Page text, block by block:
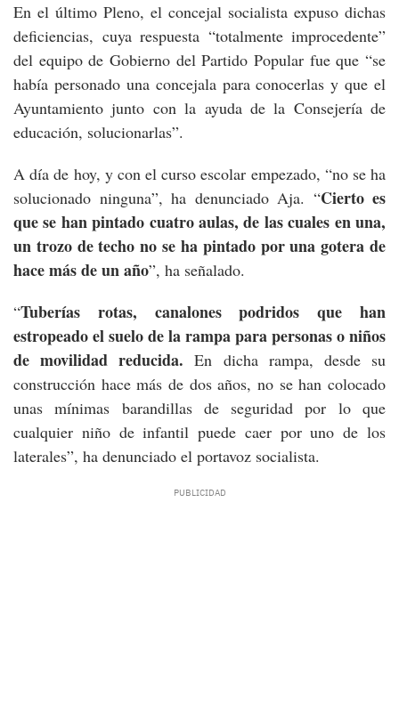
En el último Pleno, el concejal socialista expuso dichas
deficiencias, cuya respuesta “totalmente improcedente”
del equipo de Gobierno del Partido Popular fue que “se
había personado una concejala para conocerlas y que el
Ayuntamiento junto con la ayuda de la Consejería de
educación, solucionarlas”.
A día de hoy, y con el curso escolar empezado, “no se ha
solucionado ninguna”, ha denunciado Aja. “Cierto es
que se han pintado cuatro aulas, de las cuales en una,
un trozo de techo no se ha pintado por una gotera de
hace más de un año”, ha señalado.
“Tuberías rotas, canalones podridos que han
estropeado el suelo de la rampa para personas o niños
de movilidad reducida. En dicha rampa, desde su
construcción hace más de dos años, no se han colocado
unas mínimas barandillas de seguridad por lo que
cualquier niño de infantil puede caer por uno de los
laterales”, ha denunciado el portavoz socialista.